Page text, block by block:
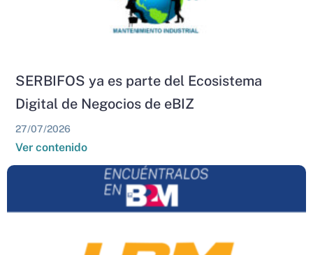
SERBIFOS ya es parte del Ecosistema
Digital de Negocios de eBIZ
27/07/2026
Ver contenido